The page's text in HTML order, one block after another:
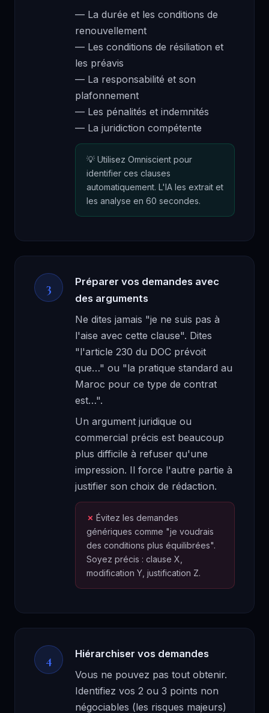
— La durée et les conditions de
renouvellement
— Les conditions de résiliation et
les préavis
— La responsabilité et son
plafonnement
— Les pénalités et indemnités
— La juridiction compétente
Utilisez Omniscient pour
identifier ces clauses
automatiquement. L'IA les extrait et
les analyse en 60 secondes.
3
Préparer vos demandes avec
des arguments
Ne dites jamais "je ne suis pas à
l'aise avec cette clause". Dites
"l'article 230 du DOC prévoit
que…" ou "la pratique standard au
Maroc pour ce type de contrat
est…".
Un argument juridique ou
commercial précis est beaucoup
plus difficile à refuser qu'une
impression. Il force l'autre partie à
justifier son choix de rédaction.
Évitez les demandes
génériques comme "je voudrais
des conditions plus équilibrées".
Soyez précis : clause X,
modification Y, justification Z.
4
Hiérarchiser vos demandes
Vous ne pouvez pas tout obtenir.
Identifiez vos 2 ou 3 points non
négociables (les risques majeurs)